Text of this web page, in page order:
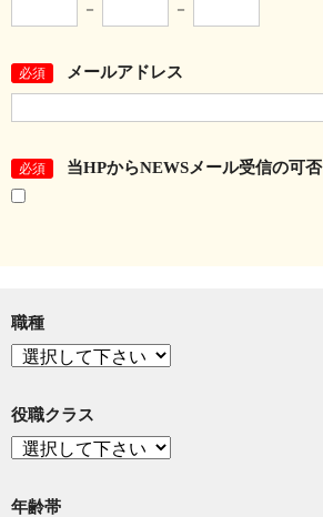
－ －
必須 メールアドレス
必須 当HPからNEWSメール受信の可否
職種
役職クラス
年齢帯